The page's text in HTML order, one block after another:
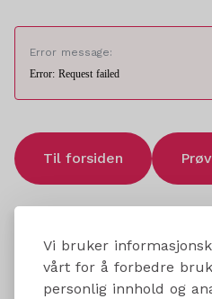
Vi bruker
vårt for å forbedre
personlig innhold og
Error message:
Error: Request failed
Til forsiden